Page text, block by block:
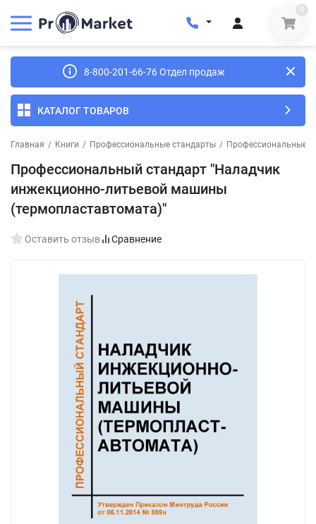
0
8-800-201-66-76 Отдел продаж
КАТАЛОГ ТОВАРОВ
Главная / Книги / Профессиональные стандарты / Профессиональные
Профессиональный стандарт "Наладчик
инжекционно-литьевой машины
(термопластавтомата)"
Оставить отзыв Сравнение